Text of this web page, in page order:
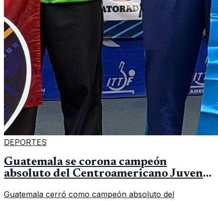
DEPORTES
Guatemala se corona campeón
absoluto del Centroamericano Juvenil
Guatemala cerró como campeón absoluto del